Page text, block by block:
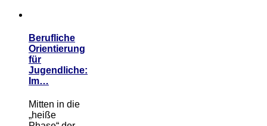
Berufliche
Orientierung
für
Jugendliche:
Im…
Mitten in die
„heiße